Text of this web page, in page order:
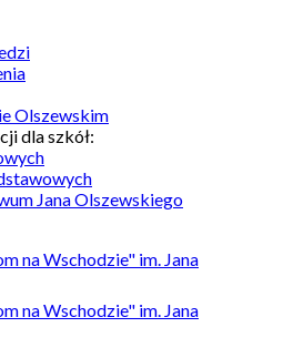
Olszewskim
dla szkół:
Jana Olszewskiego